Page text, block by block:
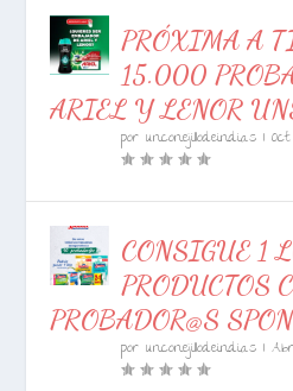
PRÓXIMA A
15.000
ARIEL Y LENOR
porunconejillodeindias |
CONSIGUE 1
PRODUCTOS
PROBADOR@S
porunconejillodeindias |